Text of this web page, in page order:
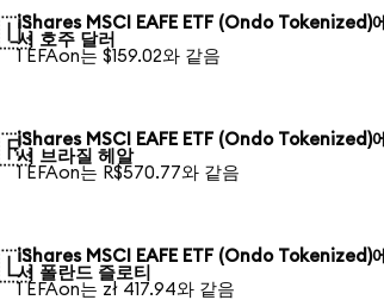
iShares MSCI EAFE ETF (Ondo Tokenized)에
서 호주 달러
1 EFAon는 $159.02와 같음
iShares MSCI EAFE ETF (Ondo Tokenized)에
서 브라질 헤알
1 EFAon는 R$570.77와 같음
iShares MSCI EAFE ETF (Ondo Tokenized)에
서 폴란드 즐로티
1 EFAon는 zł 417.94와 같음